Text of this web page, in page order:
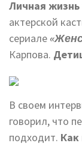
Личная жизнь
актерской
сериале
Карпова.
В своем
говорил, что
подходит. Как